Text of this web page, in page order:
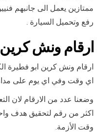
ممتازين يعمل الى جانبهم
رفع وتحميل السيارة .
ارقام ونش
ارقام ونش كرين ابو فطيرة
اي وقت وفي اي يوم على
وضعنا عدد من الارقام لان
اكثر من رقم لتحقيق هدف
وقت الأزمة.